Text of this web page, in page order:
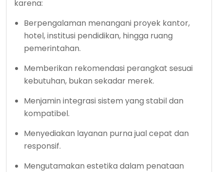
karena:
Berpengalaman menangani proyek kantor,
hotel, institusi pendidikan, hingga ruang
pemerintahan.
Memberikan rekomendasi perangkat sesuai
kebutuhan, bukan sekadar merek.
Menjamin integrasi sistem yang stabil dan
kompatibel.
Menyediakan layanan purna jual cepat dan
responsif.
Mengutamakan estetika dalam penataan